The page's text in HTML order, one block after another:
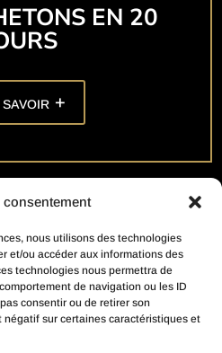
consentement
nous utilisons des technologies
et/ou accéder aux informations des
technologies nous permettra de
de navigation ou les ID
consentir ou de retirer son
sur certaines caractéristiques et
EN 20
+
Action Digitale
Estimations Immobilières :